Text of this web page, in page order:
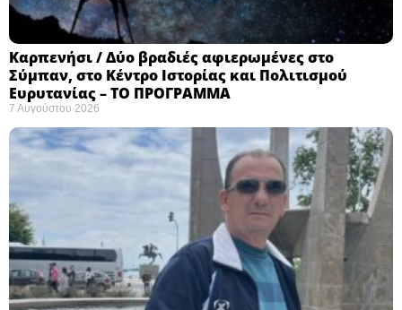
Καρπενήσι / Δύο βραδιές αφιερωμένες στο
Σύμπαν, στο Κέντρο Ιστορίας και Πολιτισμού
Ευρυτανίας – ΤΟ ΠΡΟΓΡΑΜΜΑ
7 Αυγούστου 2026